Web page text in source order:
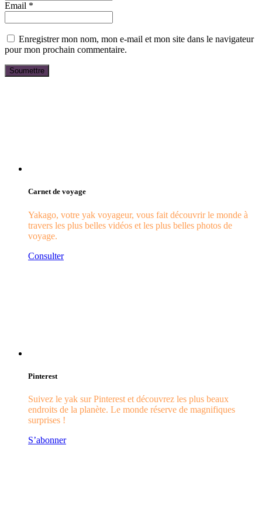
Email *
Enregistrer mon nom, mon e-mail et mon site dans le navigateur
pour mon prochain commentaire.
Carnet de voyage
Yakago, votre yak voyageur, vous fait découvrir le monde à
travers les plus belles vidéos et les plus belles photos de
voyage.
Consulter
Pinterest
Suivez le yak sur Pinterest et découvrez les plus beaux
endroits de la planète. Le monde réserve de magnifiques
surprises !
S’abonner